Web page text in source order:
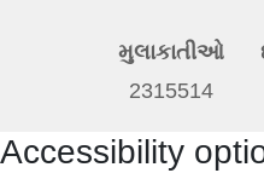
મુલાકાતીઓ
2315514
Accessibility